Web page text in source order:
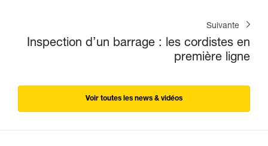
Suivante
Inspection d’un barrage : les cordistes en
première ligne
Voir toutes les news & vidéos